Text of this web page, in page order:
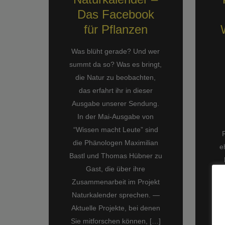
Das Facebook
für Pflanzen
Was blüht gerade? Und wer
summt da so? Was es bringt,
die Natur zu beobachten,
das erfahrt ihr in dieser
Ausgabe unserer Sendung.
In der Mai-Ausgabe von
“Wissen macht Leute” sind
die Phänologen Maximilian
Bastl und Thomas Hübner zu
Gast, die über ihre
Zusammenarbeit im Projekt
Naturkalender sprechen. —
Aktuelle Projekte, bei denen
Sie mitforschen können, […]